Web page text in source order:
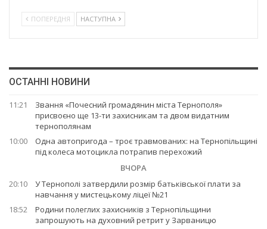
ПОПЕРЕДНЯ НАСТУПНА
ОСТАННІ НОВИНИ
11:21
Звання «Почесний громадянин міста Тернополя»
присвоєно ще 13-ти захисникам та двом видатним
тернополянам
10:00
Одна автопригода – троє травмованих: на Тернопільщині
під колеса мотоцикла потрапив перехожий
ВЧОРА
20:10
У Тернополі затвердили розмір батьківської плати за
навчання у мистецькому ліцеї №21
18:52
Родини полеглих захисників з Тернопільщини
запрошують на духовний ретрит у Зарваницю